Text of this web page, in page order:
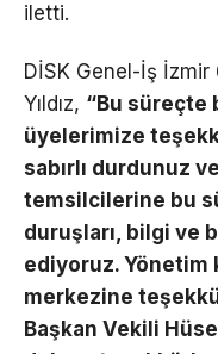
iletti.
DİSK Genel-İş İzmir
Yıldız, “Bu süreçte
üyelerimize
sabırlı durdunuz
temsilcilerine bu
duruşları, bilgi ve
ediyoruz. Yönetim
merkezine
Başkan Vekili